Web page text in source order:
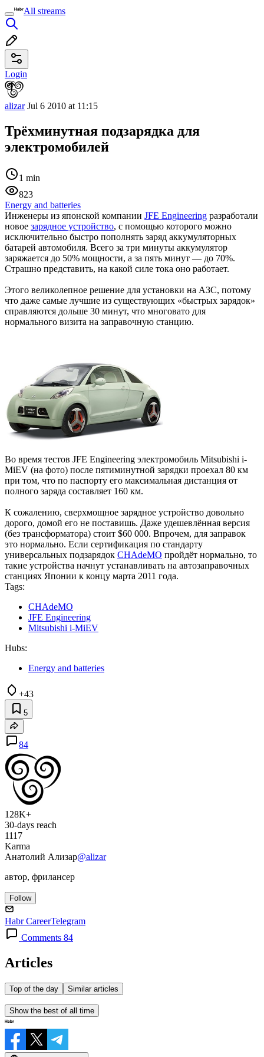
All streams
Login
alizarJul 6 2010 at 11:15
Трёхминутная подзарядка для
электромобилей
1 min
823
Energy and batteries
Инженеры из японской компании JFE Engineering разработали
новое зарядное устройство, с помощью которого можно
исключительно быстро пополнять заряд аккумуляторных
батарей автомобиля. Всего за три минуты аккумулятор
заряжается до 50% мощности, а за пять минут — до 70%.
Страшно представить, на какой силе тока оно работает.
Этого великолепное решение для установки на АЗС, потому
что даже самые лучшие из существующих «быстрых зарядок»
справляются дольше 30 минут, что многовато для
нормального визита на заправочную станцию.
Во время тестов JFE Engineering электромобиль Mitsubishi i-
MiEV (на фото) после пятиминутной зарядки проехал 80 км
при том, что по паспорту его максимальная дистанция от
полного заряда составляет 160 км.
К сожалению, сверхмощное зарядное устройство довольно
дорого, домой его не поставишь. Даже удешевлённая версия
(без трансформатора) стоит $60 000. Впрочем, для заправок
это нормально. Если сертификация по стандарту
универсальных подзарядок CHAdeMO пройдёт нормально, то
такие устройства начнут устанавливать на автозаправочных
станциях Японии к концу марта 2011 года.
Tags:
CHAdeMO
JFE Engineering
Mitsubishi i-MiEV
Hubs:
Energy and batteries
+43
5
84
128K+
30-days reach
1117
Karma
Анатолий Ализар@alizar
автор, фрилансер
Follow
Habr CareerTelegram
Comments 84
Articles
Top of the day Similar articles
Show the best of all time